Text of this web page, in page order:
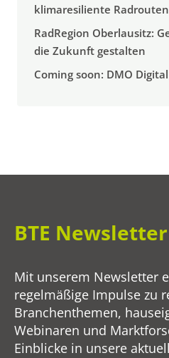
klimaresiliente
RadRegion Oberlausitz:
die Zukunft gestalten
Coming soon: DMO
BTE Newsletter
Mit unserem Newsletter
regelmäßige Impulse zu
Branchenthemen,
Webinaren und
Einblicke in unsere